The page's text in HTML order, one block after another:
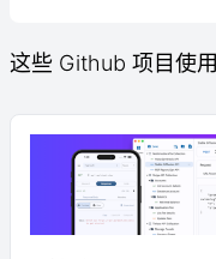
这些 Github 项目使